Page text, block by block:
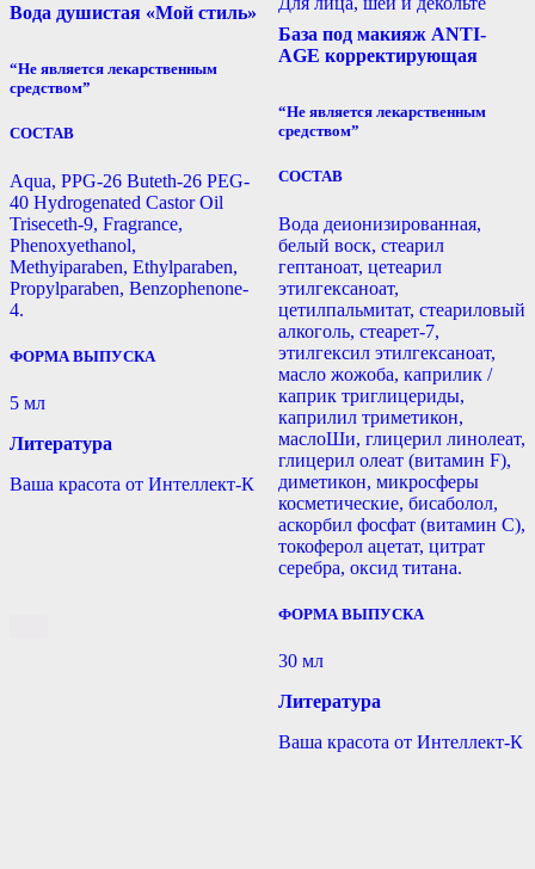
Вода душистая «Мой стиль»
“Не является лекарственным
средством”
СОСТАВ
Aqua, PPG-26 Buteth-26 PEG-
40 Hydrogenated Castor Oil
Triseceth-9, Fragrance,
Phenoxyethanol,
Methyiparaben, Ethylparaben,
Propylparaben, Benzophenone-
4.
ФОРМА ВЫПУСКА
5 мл
Литература
Ваша красота от Интеллект-К
База под макияж ANTI-
AGE корректирующая
“Не является лекарственным
средством”
СОСТАВ
Вода деионизированная,
белый воск, стеарил
гептаноат, цетеарил
этилгексаноат,
цетилпальмитат, стеариловый
алкоголь, стеарет-7,
этилгексил этилгексаноат,
масло жожоба, каприлик /
каприк триглицериды,
каприлил триметикон,
маслоШи, глицерил линолеат,
глицерил олеат (витамин F),
диметикон, микросферы
косметические, бисаболол,
аскорбил фосфат (витамин С),
токоферол ацетат, цитрат
серебра, оксид титана.
ФОРМА ВЫПУСКА
30 мл
Литература
Ваша красота от Интеллект-К